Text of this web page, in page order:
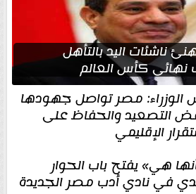
ناشئات اليد بالتأهل
نهائي كأس العالم
الوزراء: مصر تواصل جهودها
التصعيد والحفاظ على
الإقليمي
هي» يفتح باب الحوار
في نادي أدب مصر الجديدة